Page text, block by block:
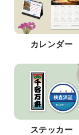
カレンダー
ステッカー